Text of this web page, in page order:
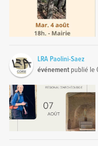
LRA Paolini-Saez
événement publié le